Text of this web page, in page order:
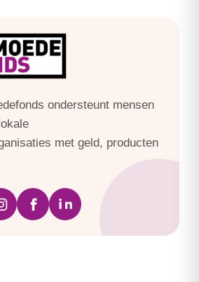
ondersteunt mensen
met geld, producten